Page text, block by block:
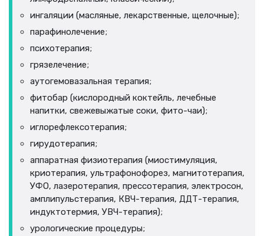
ингаляции (масляные, лекарственные, щелочные);
парафинолечение;
психотерапия;
грязелечение;
аутогемовазальная терапия;
фитобар (кислородный коктейль, лечебные
напитки, свежевыжатые соки, фито-чаи);
иглорефлексотерапия;
гирудотерапия;
аппаратная физиотерапия (миостимуляция,
криотерапия, ультрафонофорез, магнитотерапия,
УФО, лазеротерапия, прессотерапия, электросон,
амплипульстерапия, КВЧ-терапия, ДДТ-терапия,
индуктотермия, УВЧ-терапия);
урологические процедуры;